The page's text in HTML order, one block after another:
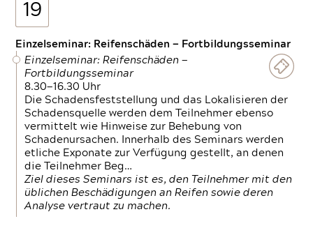
19
Einzelseminar: Reifenschäden — Fortbildungsseminar
Einzelseminar: Reifenschäden —
Fortbildungsseminar
8.30—16.30 Uhr
Die Schadensfeststellung und das Lokalisieren der
Schadensquelle werden dem Teilnehmer ebenso
vermittelt wie Hinweise zur Behebung von
Schadenursachen. Innerhalb des Seminars werden
etliche Exponate zur Verfügung gestellt, an denen
die Teilnehmer Beg…
Ziel dieses Seminars ist es, den Teilnehmer mit den
üblichen Beschädigungen an Reifen sowie deren
Analyse vertraut zu machen.